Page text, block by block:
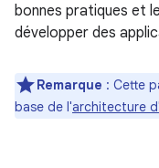
bonnes pratiques et
développer des
Remarque : Cette
base de l'architecture